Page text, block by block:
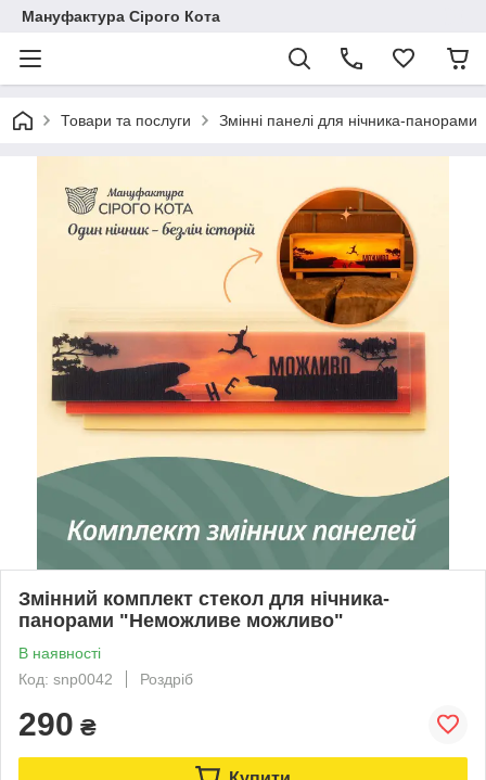
Мануфактура Сірого Кота
Товари та послуги Змінні панелі для нічника-панорами
Змінний комплект стекол для нічника-
панорами "Неможливе можливо"
В наявності
Код: snp0042
Роздріб
290 ₴